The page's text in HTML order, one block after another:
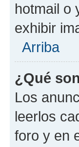
hotmail o
exhibir
Arriba
¿Qué
Los
leerlos
foro y en